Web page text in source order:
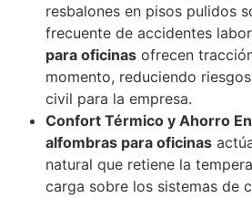
resbalones en pisos pulidos
frecuente de accidentes
para oficinas ofrecen
momento, reduciendo
civil para la empresa.
Confort Térmico y Ahorro
alfombras para oficinas
natural que retiene la
carga sobre los sistemas de